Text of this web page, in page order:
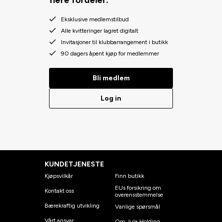
Eksklusive medlemstilbud
Alle kvitteringer lagret digitalt
Invitasjoner til klubbarrangement i butikk
90 dagers åpent kjøp for medlemmer
Bli medlem
Log in
KUNDETJENESTE
Kjøpsvilkår
Kontakt oss
Bærekraftig utvikling
Vårt ansvar
Finn butikk
EUs forsikring om
overensstemmelse
Vanlige spørsmål